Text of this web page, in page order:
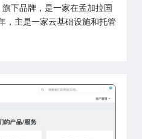
下品牌，是一家在孟加拉国
，主是一家云基础设施和托管